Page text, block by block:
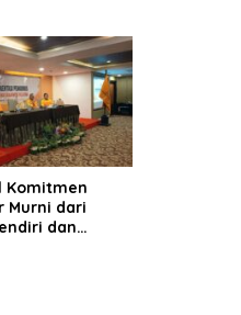
Komitmen
Murni dari
dan